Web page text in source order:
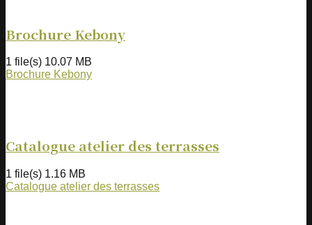
Brochure Kebony
1 file(s) 10.07 MB
Brochure Kebony
Catalogue atelier des terrasses
1 file(s) 1.16 MB
Catalogue atelier des terrasses